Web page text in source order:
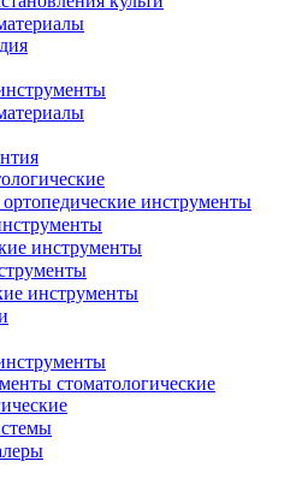
инструменты
инструменты
инструменты
стоматологические